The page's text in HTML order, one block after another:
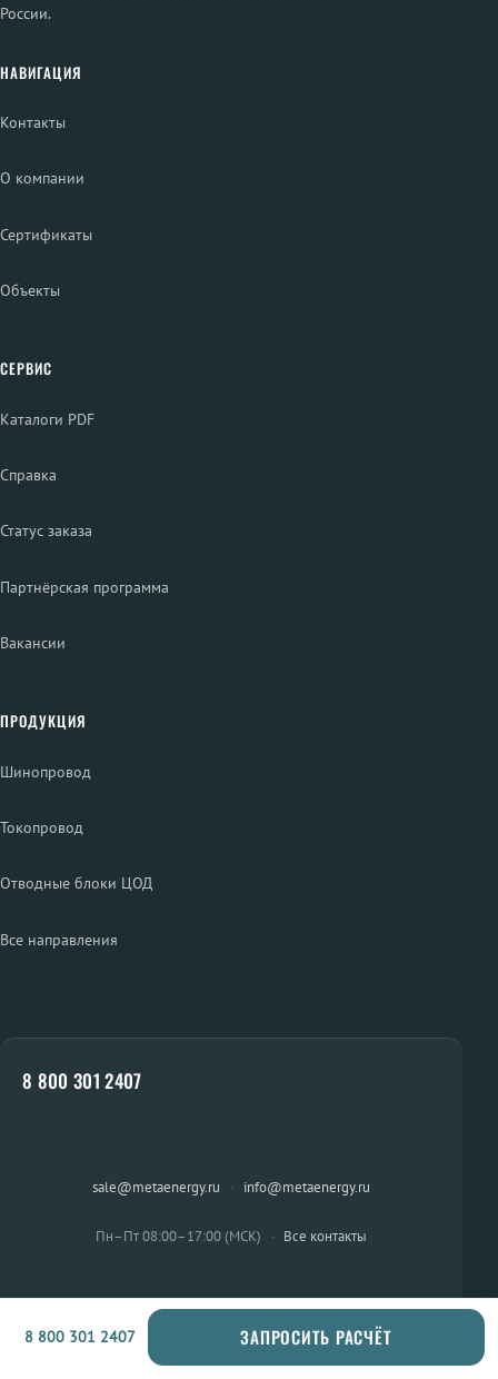
России.
НАВИГАЦИЯ
Контакты
О компании
Сертификаты
Объекты
СЕРВИС
Каталоги PDF
Справка
Статус заказа
Партнёрская программа
Вакансии
ПРОДУКЦИЯ
Шинопровод
Токопровод
Отводные блоки ЦОД
Все направления
8 800 301 2407
sale@metaenergy.ru · info@metaenergy.ru
Пн–Пт 08:00–17:00 (МСК) · Все контакты
ОСТАЛИСЬ ВОПРОСЫ?
8 800 301 2407 ЗАПРОСИТЬ РАСЧЁТ